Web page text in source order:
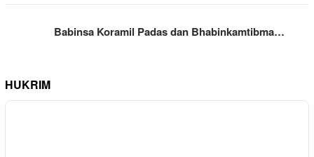
Babinsa Koramil Padas dan Bhabinkamtibma…
HUKRIM